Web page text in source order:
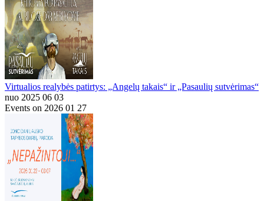
Virtualios realybės patirtys: „Angelų takais“ ir „Pasaulių sutvėrimas“
nuo 2025 06 03
Events on 2026 01 27